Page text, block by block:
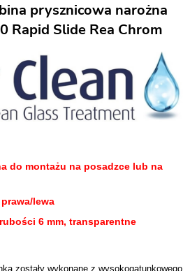
prysznicowa narożna
Rapid Slide Rea Chrom
do montażu na posadzce lub na
lewa
6 mm, transparentne
zostały wykonane z wysokogatunkowego